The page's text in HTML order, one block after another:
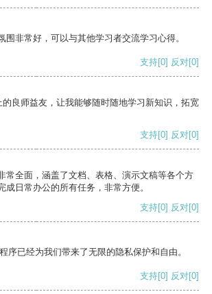
围非常好，可以与其他学习者交流学习心得。
支持[0] 反对[0]
良师益友，让我能够随时随地学习新知识，拓宽
支持[0] 反对[0]
常全面，涵盖了文档、表格、演示文稿等各个方
成日常办公的所有任务，非常方便。
支持[0] 反对[0]
序已经为我们带来了无限的隐私保护和自由。
支持[0] 反对[0]